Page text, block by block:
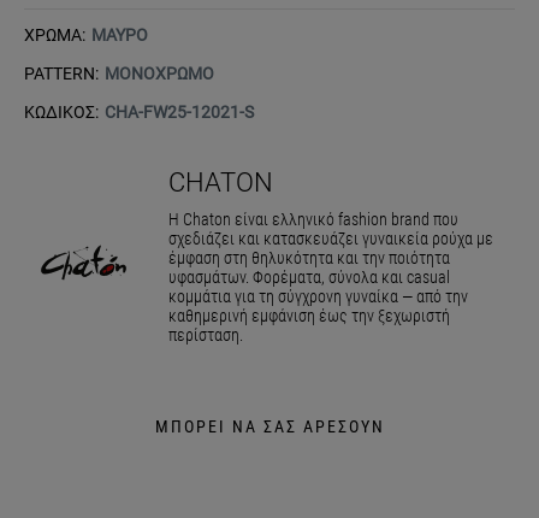
ΧΡΩΜΑ: ΜΑΥΡΟ
PATTERN: ΜΟΝΟΧΡΩΜΟ
ΚΩΔΙΚΟΣ: CHA-FW25-12021-S
CHATON
Η Chaton είναι ελληνικό fashion brand που
σχεδιάζει και κατασκευάζει γυναικεία ρούχα με
έμφαση στη θηλυκότητα και την ποιότητα
υφασμάτων. Φορέματα, σύνολα και casual
κομμάτια για τη σύγχρονη γυναίκα — από την
καθημερινή εμφάνιση έως την ξεχωριστή
περίσταση.
ΜΠΟΡΕΙ ΝΑ ΣΑΣ ΑΡΕΣΟΥΝ